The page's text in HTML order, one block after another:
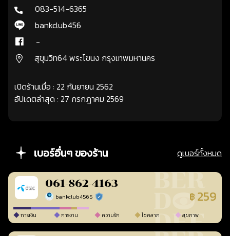
083-514-6365
bankclub456
-
สุขุมวิท64 พระโขนง กรุงเทพมหานคร
เปิดร้านเมื่อ : 22 กันยายน 2562
อัปเดตล่าสุด : 27 กรกฎาคม 2569
เบอร์อื่นๆ ของร้าน ดูเบอร์ทั้งหมด
061-862-4163
bankclub4565 ร้านยืนยันแล้ว ฿ 259
การเงิน การงาน ความรัก โชคลาภ สุขภาพ